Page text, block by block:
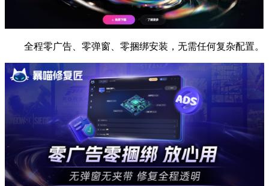
全程零广告、零弹窗、零捆绑安装，无需任何复杂配置。